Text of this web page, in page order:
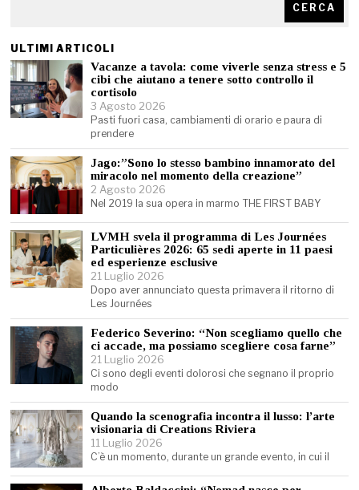
CERCA
ULTIMI ARTICOLI
Vacanze a tavola: come viverle senza stress e 5
cibi che aiutano a tenere sotto controllo il
cortisolo
3 Agosto 2026
Pasti fuori casa, cambiamenti di orario e paura di
prendere
Jago:”Sono lo stesso bambino innamorato del
miracolo nel momento della creazione”
2 Agosto 2026
Nel 2019 la sua opera in marmo THE FIRST BABY
LVMH svela il programma di Les Journées
Particulières 2026: 65 sedi aperte in 11 paesi
ed esperienze esclusive
21 Luglio 2026
Dopo aver annunciato questa primavera il ritorno di
Les Journées
Federico Severino: “Non scegliamo quello che
ci accade, ma possiamo scegliere cosa farne”
21 Luglio 2026
Ci sono degli eventi dolorosi che segnano il proprio
modo
Quando la scenografia incontra il lusso: l’arte
visionaria di Creations Riviera
11 Luglio 2026
C’è un momento, durante un grande evento, in cui il